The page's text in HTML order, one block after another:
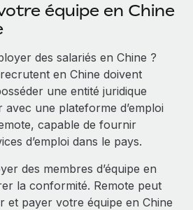
équipe en Chine
des salariés en Chine ?
en Chine doivent
une entité juridique
une plateforme d’emploi
capable de fournir
d’emploi dans le pays.
des membres d’équipe en
la conformité. Remote peut
et payer votre équipe en Chine